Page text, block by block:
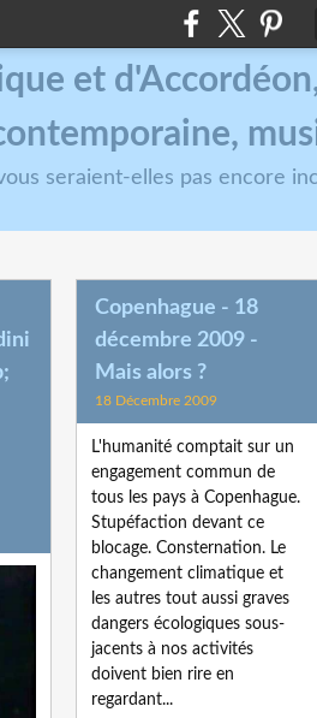
et
seraient-elles pas encore
Copenhague - 18
décembre 2009 -
Mais alors ?
18 Décembre 2009
L'humanité comptait sur un
engagement commun de
tous les pays à Copenhague.
Stupéfaction devant ce
blocage. Consternation. Le
changement climatique et
les autres tout aussi graves
dangers écologiques sous-
jacents à nos activités
doivent bien rire en
regardant...